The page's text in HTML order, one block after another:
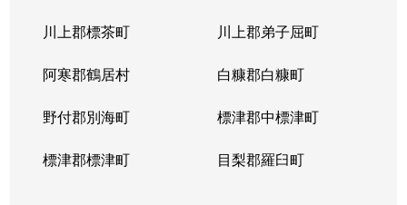
川上郡標茶町 川上郡弟子屈町
阿寒郡鶴居村 白糠郡白糠町
野付郡別海町 標津郡中標津町
標津郡標津町 目梨郡羅臼町